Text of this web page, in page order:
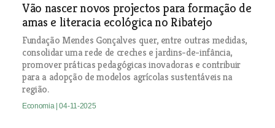
Vão nascer novos projectos para formação de
amas e literacia ecológica no Ribatejo
Fundação Mendes Gonçalves quer, entre outras medidas,
consolidar uma rede de creches e jardins-de-infância,
promover práticas pedagógicas inovadoras e contribuir
para a adopção de modelos agrícolas sustentáveis na
região.
Economia | 04-11-2025